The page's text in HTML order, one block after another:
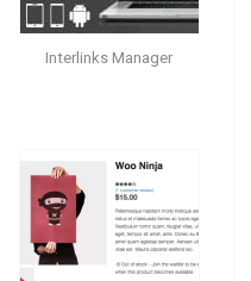
Interlinks Manager